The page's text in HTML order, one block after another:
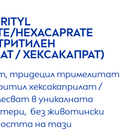
HEXACAPRATE
/ ХЕКСАКАПРАТ)
тридецил тримелитат
хексакаприлат /
в уникалната
без животински
на тази